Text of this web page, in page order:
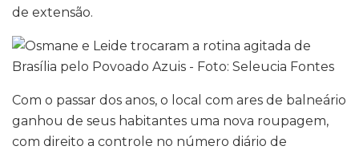
de extensão.
Com o passar dos anos, o local com ares de balneário
ganhou de seus habitantes uma nova roupagem,
com direito a controle no número diário de